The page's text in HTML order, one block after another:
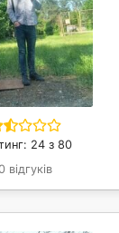
24 з 80
відгуків